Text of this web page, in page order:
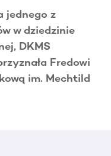
jednego z
w dziedzinie
DKMS
Fredowi
im. Mechtild